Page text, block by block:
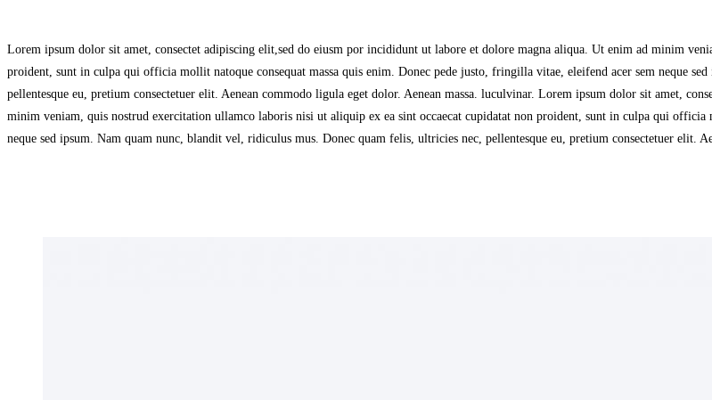
Lorem ipsum dolor sit amet, consectet adipiscing elit,sed do eiusm por incididunt ut labore et dolore magna aliqua. Ut enim ad minim
proident, sunt in culpa qui officia mollit natoque consequat massa quis enim. Donec pede justo, fringilla vitae, eleifend acer sem neque
pellentesque eu, pretium consectetuer elit. Aenean commodo ligula eget dolor. Aenean massa. luculvinar. Lorem ipsum dolor sit amet,
minim veniam, quis nostrud exercitation ullamco laboris nisi ut aliquip ex ea sint occaecat cupidatat non proident, sunt in culpa qui
neque sed ipsum. Nam quam nunc, blandit vel, ridiculus mus. Donec quam felis, ultricies nec, pellentesque eu, pretium consectetuer elit.